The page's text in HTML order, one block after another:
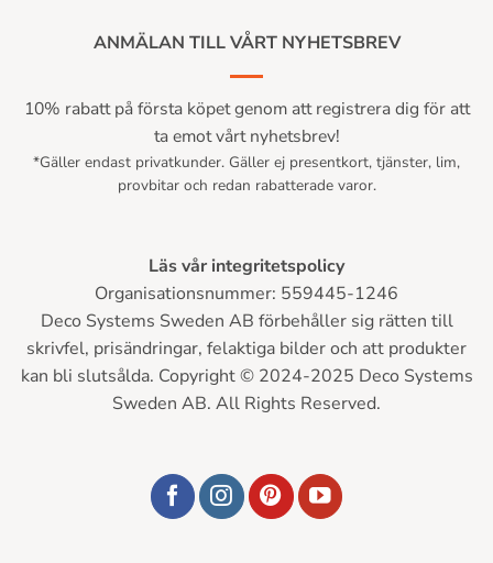
ANMÄLAN TILL VÅRT NYHETSBREV
10% rabatt på första köpet genom att registrera dig för att
ta emot vårt nyhetsbrev!
*Gäller endast privatkunder. Gäller ej presentkort, tjänster, lim,
provbitar och redan rabatterade varor.
Läs vår integritetspolicy
Organisationsnummer: 559445-1246
Deco Systems Sweden AB förbehåller sig rätten till
skrivfel, prisändringar, felaktiga bilder och att produkter
kan bli slutsålda. Copyright © 2024-2025 Deco Systems
Sweden AB. All Rights Reserved.